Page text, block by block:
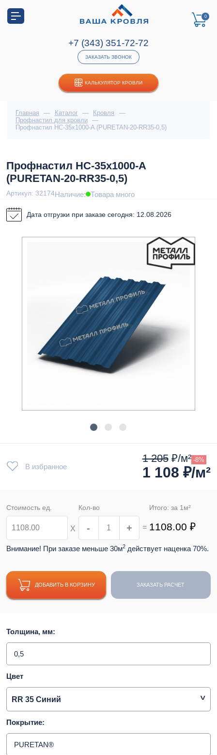
КАЛЬКУЛЯТОР КРОВЛИ
0
+7 (343) 351-72-72
ЗАКАЗАТЬ ЗВОНОК
Главная — Каталог — Кровля
—
Профнастил для кровли
—
Профнастил НС-35x1000-A (PURETAN-20-RR35-0,5)
Профнастил НС-35x1000-A
(PURETAN-20-RR35-0,5)
Артикул: 32174Наличие: Товара много
Дата отгрузки при заказе сегодня: 12.08.2026
В избранное
1 205₽/м² -8%
1 108 ₽/м²
Стоимость ед.
Х
Кол-во
- + =
Итого: за 1 м²
1108.00 ₽
Внимание! При заказе меньше 30м2 действует наценка 70%.
ДОБАВИТЬ В КОРЗИНУ ЗАКАЗАТЬ РАСЧЕТ
Толщина, мм:
0,5
Цвет
RR 35 Синий
Покрытие:
PURETAN®